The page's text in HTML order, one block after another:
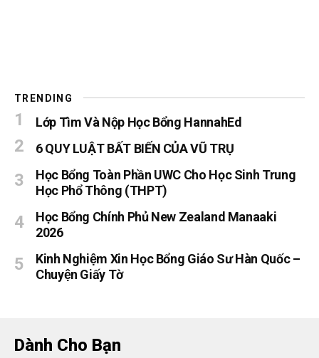
TRENDING
Lớp Tìm Và Nộp Học Bổng HannahEd
6 QUY LUẬT BẤT BIẾN CỦA VŨ TRỤ
Học Bổng Toàn Phần UWC Cho Học Sinh Trung
Học Phổ Thông (THPT)
Học Bổng Chính Phủ New Zealand Manaaki
2026
Kinh Nghiệm Xin Học Bổng Giáo Sư Hàn Quốc –
Chuyện Giấy Tờ
Dành Cho Bạn